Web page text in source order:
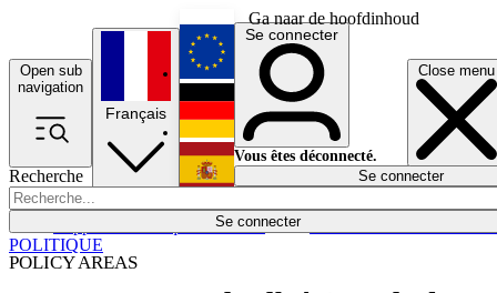
Ga naar de hoofdinhoud
Open sub
navigation
Close menu
Recherche
Se connecter
POLICY AREAS
Économie
Français
English
Deutsch
Español
Se connecter
Vous êtes déconnecté.
Se connecter
POLITIQUE